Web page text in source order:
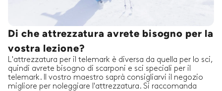
Di che attrezzatura avrete bisogno per la
vostra lezione?
L'attrezzatura per il telemark è diversa da quella per lo sci,
quindi avrete bisogno di scarponi e sci speciali per il
telemark. Il vostro maestro saprà consigliarvi il negozio
migliore per noleggiare l'attrezzatura. Si raccomanda